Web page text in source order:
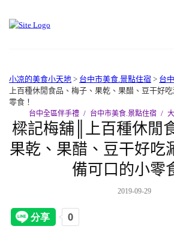
小凉的美食小天地 > 台中市美食.景點住宿 > 台
上百種休閒食品、梅子、果乾、果醋、豆干好
零食！
台中全區伴手禮 台中市美食.景點住宿
樑記梅舖║上百種休閒
果乾、果醋、豆干好吃
備可口的小零
2019-09-29